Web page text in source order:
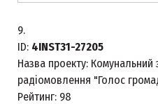
9.
ID: 4INST31-27205
Назва проекту: Комунальний
радіомовлення "Голос
Рейтинг: 98